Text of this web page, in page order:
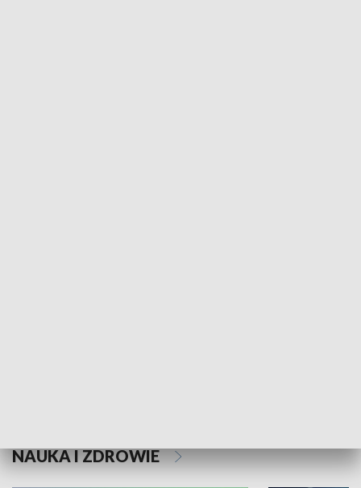
NAUKA I ZDROWIE